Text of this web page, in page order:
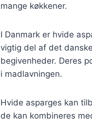
mange køkkener.
I Danmark er hvide
vigtig del af det
begivenheder. Deres
i madlavningen.
Hvide asparges kan
de kan kombineres